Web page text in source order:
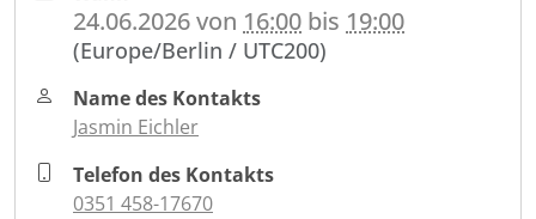
nctucc-
dresden/veranstaltungen/update-
kopf-
onkologie
Update
24.06.2026von 16:00 bis 19:00
(Europe/Berlin / UTC200)
Name des Kontakts
Jasmin Eichler
Telefon des Kontakts
0351 458-17670